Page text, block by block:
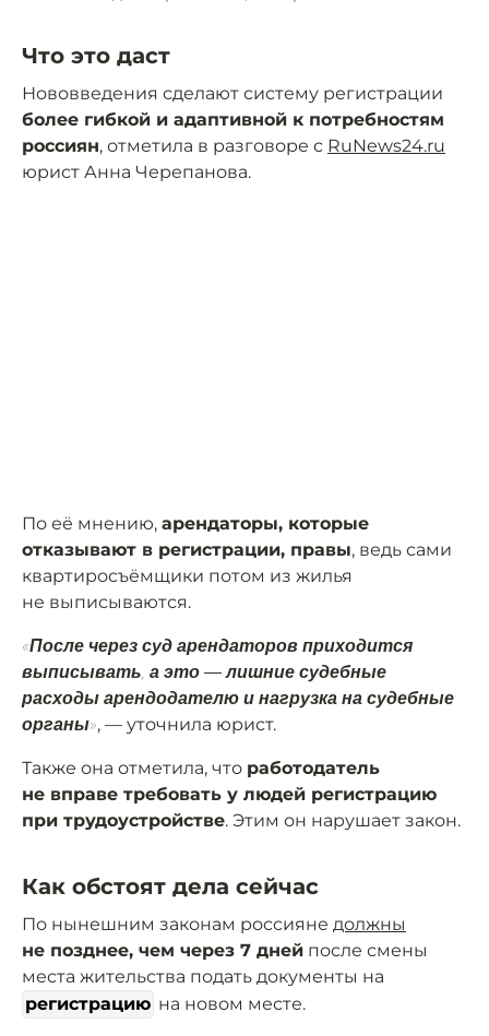
Что это даст
Нововведения сделают систему регистрации
более гибкой и адаптивной к потребностям
россиян, отметила в разговоре с RuNews24.ru
юрист Анна Черепанова.
По её мнению, арендаторы, которые
отказывают в регистрации, правы, ведь сами
квартиросъёмщики потом из жилья
не выписываются.
«После через суд арендаторов приходится
выписывать, а это — лишние судебные
расходы арендодателю и нагрузка на судебные
органы», — уточнила юрист.
Также она отметила, что работодатель
не вправе требовать у людей регистрацию
при трудоустройстве. Этим он нарушает закон.
Как обстоят дела сейчас
По нынешним законам россияне должны
не позднее, чем через 7 дней после смены
места жительства подать документы на
регистрацию на новом месте.